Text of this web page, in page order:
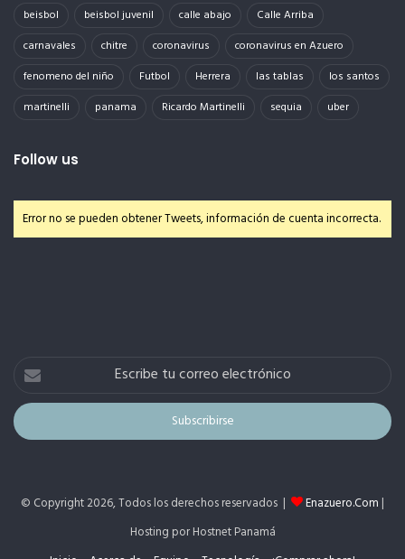
beisbol beisbol juvenil calle abajo
Calle Arriba
carnavales
chitre coronavirus
coronavirus en Azuero
fenomeno del niño
Futbol Herrera las tablas
los santos
martinelli
panama Ricardo Martinelli sequia uber
Follow us
Error no se pueden obtener Tweets, información de cuenta incorrecta.
Escribe
correo
electrónico
© Copyright 2026, Todos los derechos reservados | Enazuero.Com |
Hosting por Hostnet Panamá